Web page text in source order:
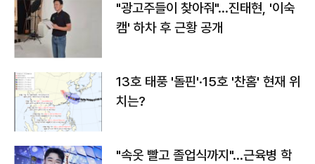
"광고주들이 찾아줘"…진태현, '이숙
캠' 하차 후 근황 공개
13호 태풍 '돌핀'·15호 '찬홈' 현재 위
치는?
"속옷 빨고 졸업식까지"…근육병 학